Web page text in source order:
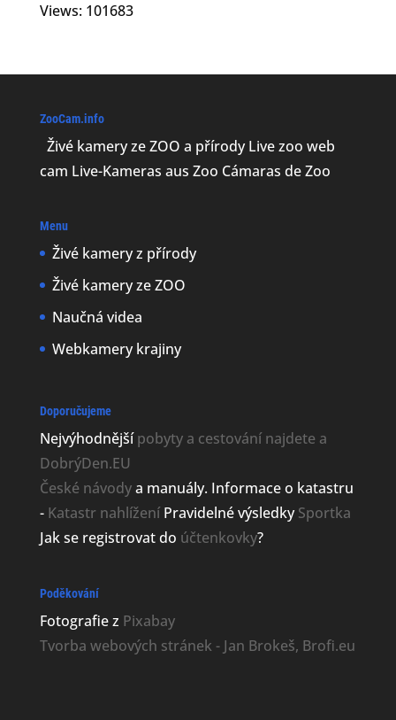
Views: 101683
ZooCam.info
Živé kamery ze ZOO a přírody Live zoo web
cam Live-Kameras aus Zoo Cámaras de Zoo
Menu
Živé kamery z přírody
Živé kamery ze ZOO
Naučná videa
Webkamery krajiny
Doporučujeme
Nejvýhodnějšípobyty a cestování najdete a
DobrýDen.EU
České návodya manuály. Informace o katastru
- Katastr nahlíženíPravidelné výsledkySportka
Jak se registrovat do účtenkovky?
Poděkování
Fotografie z Pixabay
Tvorba webových stránek - Jan Brokeš, Brofi.eu